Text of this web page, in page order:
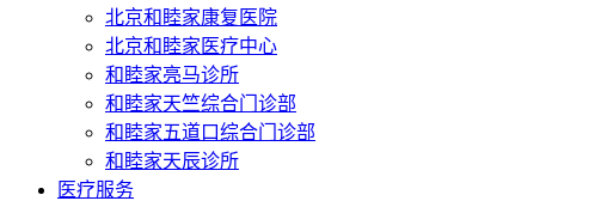
北京和睦家康复医院
北京和睦家医疗中心
和睦家亮马诊所
和睦家天竺综合门诊部
和睦家五道口综合门诊部
和睦家天辰诊所
医疗服务